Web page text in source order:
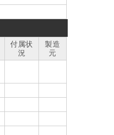
付属状
況
製造
元